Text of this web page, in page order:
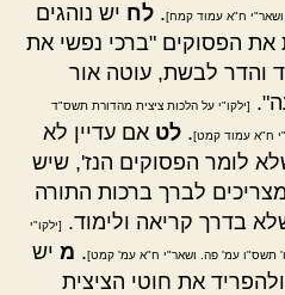
ושאר"י ח"א עמוד קמח]. לח יש נוהגים
את הפסוקים "ברכי נפשי את
והדר לבשת, עוטה אור
[ילקו"י על הלכות ציצית מהדורת תשס"ד
ח"א עמוד קמט]. לט אם עדיין לא
לומר הפסוקים הנז', שיש
לברך ברכות התורה
בדרך קריאה ולימוד.
[ילקו"י
תשס"ו עמ' פה. ושאר"י ח"א עמ' קמט]. מ יש
את חוטי הציצית